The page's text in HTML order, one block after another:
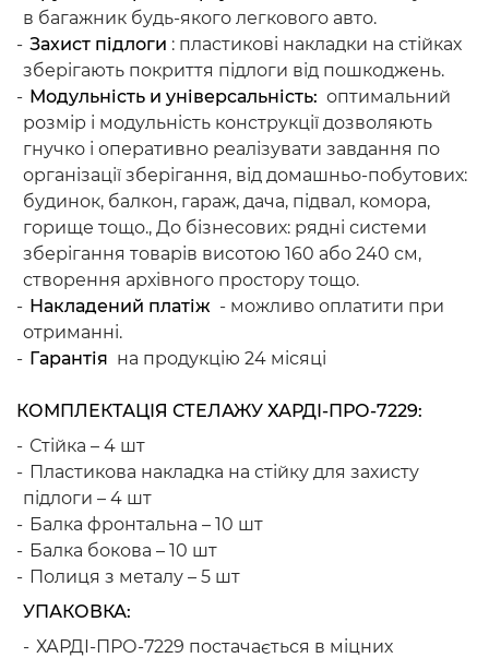
в багажник будь-якого легкового авто.
Захист підлоги : пластикові накладки на стійках
зберігають покриття підлоги від пошкоджень.
Модульність и універсальність: оптимальний
розмір і модульність конструкції дозволяють
гнучко і оперативно реалізувати завдання по
організації зберігання, від домашньо-побутових:
будинок, балкон, гараж, дача, підвал, комора,
горище тощо., До бізнесових: рядні системи
зберігання товарів висотою 160 або 240 см,
створення архівного простору тощо.
Накладений платіж - можливо оплатити при
отриманні.
Гарантія на продукцію 24 місяці
КОМПЛЕКТАЦІЯ СТЕЛАЖУ ХАРДІ-ПРО-7229:
Стійка – 4 шт
Пластикова накладка на стійку для захисту
підлоги – 4 шт
Балка фронтальна – 10 шт
Балка бокова – 10 шт
Полиця з металу – 5 шт
УПАКОВКА:
ХАРДІ-ПРО-7229 постачається в міцних